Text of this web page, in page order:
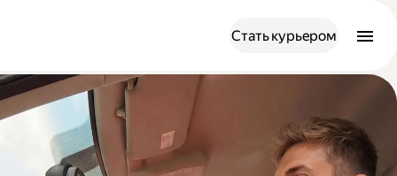
Стать курьером